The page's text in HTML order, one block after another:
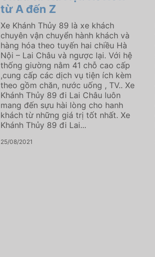
từ A đến Z
Xe Khánh Thủy 89 là xe khách
chuyên vận chuyển hành khách và
hàng hóa theo tuyến hai chiều Hà
Nội – Lai Châu và ngược lại. Với hệ
thống giường nằm 41 chỗ cao cấp
,cung cấp các dịch vụ tiện ích kèm
theo gồm chăn, nước uống , TV.. Xe
Khánh Thủy 89 đi Lai Châu luôn
mang đến sựu hài lòng cho hanh
khách từ những giá trị tốt nhất. Xe
Khánh Thủy 89 đi Lai...
25/08/2021